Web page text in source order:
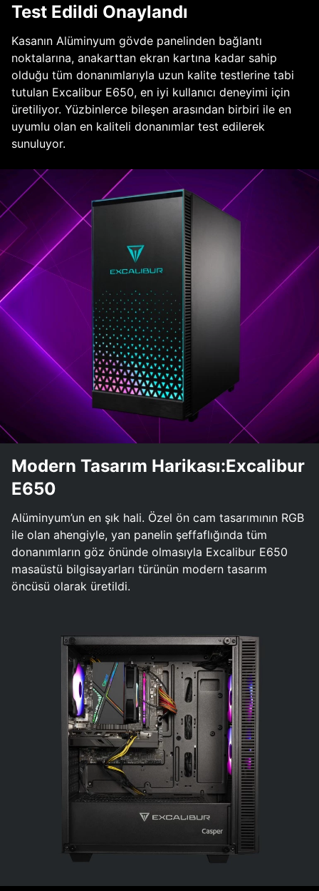
Test Edildi Onaylandı
Kasanın Alüminyum gövde panelinden bağlantı
noktalarına, anakarttan ekran kartına kadar sahip
olduğu tüm donanımlarıyla uzun kalite testlerine tabi
tutulan Excalibur E650, en iyi kullanıcı deneyimi için
üretiliyor. Yüzbinlerce bileşen arasından birbiri ile en
uyumlu olan en kaliteli donanımlar test edilerek
sunuluyor.
Modern Tasarım Harikası:Excalibur
E650
Alüminyum’un en şık hali. Özel ön cam tasarımının RGB
ile olan ahengiyle, yan panelin şeffaflığında tüm
donanımların göz önünde olmasıyla Excalibur E650
masaüstü bilgisayarları türünün modern tasarım
öncüsü olarak üretildi.